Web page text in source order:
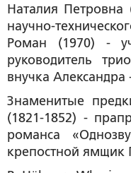
Наталия Петровна
научно-
Роман (1970) -
руководитель
внучка Александра
Знаменитые
(1821-1852) -
романса
крепостной ямщик